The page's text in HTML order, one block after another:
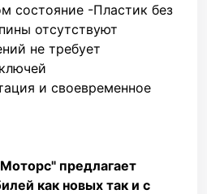
состояние -Пластик без
отсутствуют
не требует
и своевременное
предлагает
как новых так и с